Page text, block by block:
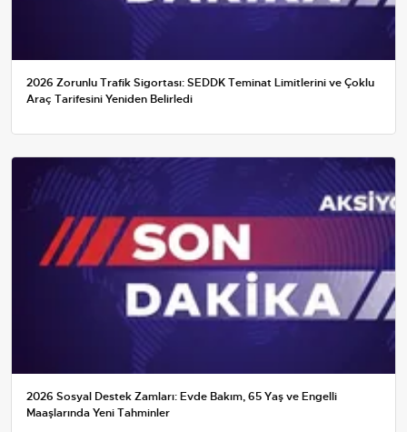
2026 Zorunlu Trafik Sigortası: SEDDK Teminat Limitlerini ve Çoklu
Araç Tarifesini Yeniden Belirledi
2026 Sosyal Destek Zamları: Evde Bakım, 65 Yaş ve Engelli
Maaşlarında Yeni Tahminler